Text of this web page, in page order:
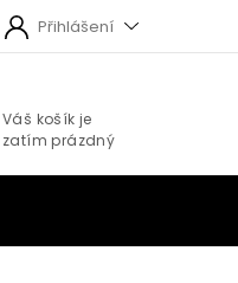
Přihlášení
NÁKUPNÍ
KOŠÍK
Váš košík je
zatím prázdný